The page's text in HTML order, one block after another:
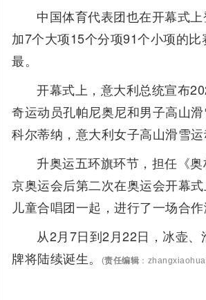
中国体育代表团也在开幕式
加7个大项15个分项91个小项的
最。
开幕式上，意大利总统宣布
奇运动员孔帕尼奥尼和男子高山
科尔蒂纳，意大利女子高山滑雪
升奥运五环旗环节，担任《
京奥运会后第二次在奥运会开幕
儿童合唱团一起，进行了一场合作
从2月7日到2月22日，冰壶
牌将陆续诞生。
(责任编辑 ：